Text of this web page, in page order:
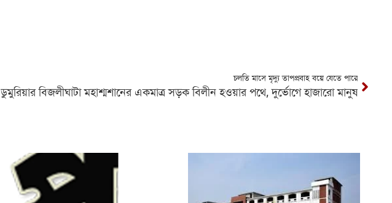
চলতি মাসে মৃদ্যু তাপপ্রবাহ বয়ে যেতে পারে
ডুমুরিয়ার বিজলীঘাটা মহাশ্মশানের একমাত্র সড়ক বিলীন হওয়ার পথে, দুর্ভোগে হাজারো মানুষ